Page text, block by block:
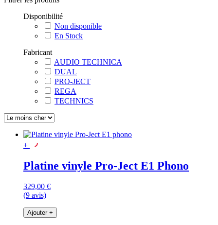
Disponibilité
Non disponible
En Stock
Fabricant
AUDIO TECHNICA
DUAL
PRO-JECT
REGA
TECHNICS
+
Platine vinyle Pro-Ject E1 Phono
329,00 €
(9 avis)
Ajouter +